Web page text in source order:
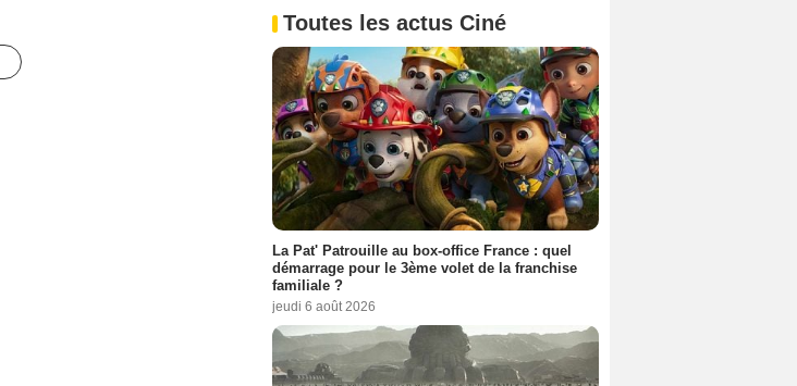
Toutes les actus Ciné
La Pat' Patrouille au box-office France : quel
démarrage pour le 3ème volet de la franchise
familiale ?
jeudi 6 août 2026